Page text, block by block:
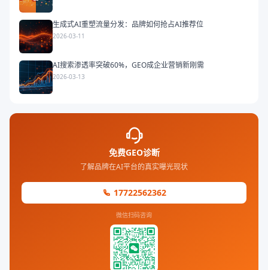
生成式AI重塑流量分发：品牌如何抢占AI推荐位
2026-03-11
AI搜索渗透率突破60%，GEO成企业营销新刚需
2026-03-13
免费GEO诊断
了解品牌在AI平台的真实曝光现状
17722562362
微信扫码咨询